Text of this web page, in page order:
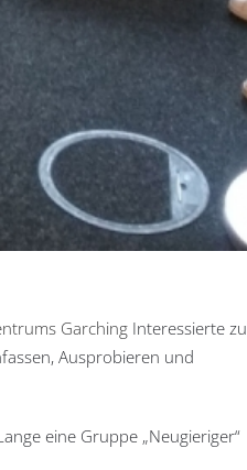
Garching Interessierte zu
Ausprobieren und
eine Gruppe „Neugieriger“